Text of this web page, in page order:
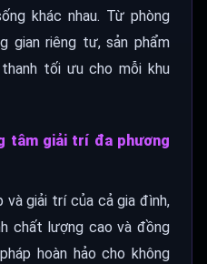
khác nhau. Từ phòng
gian riêng tư, sản phẩm
tối ưu cho mỗi khu
tâm giải trí đa phương
và giải trí của cả gia đình,
chất lượng cao và đồng
hoàn hảo cho không